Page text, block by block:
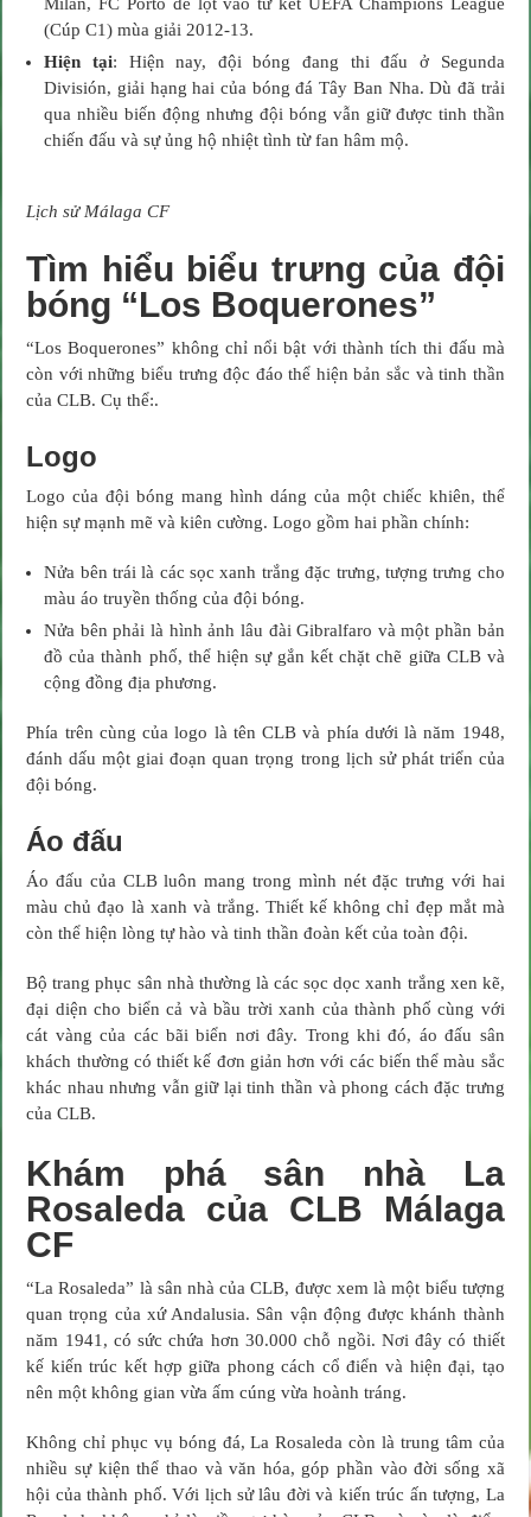
Milan, FC Porto để lọt vào tứ kết UEFA Champions League
(Cúp C1) mùa giải 2012-13.
Hiện tại: Hiện nay, đội bóng đang thi đấu ở Segunda
División, giải hạng hai của bóng đá Tây Ban Nha. Dù đã trải
qua nhiều biến động nhưng đội bóng vẫn giữ được tinh thần
chiến đấu và sự ủng hộ nhiệt tình từ fan hâm mộ.
Lịch sử Málaga CF
Tìm hiểu biểu trưng của đội
bóng “Los Boquerones”
“Los Boquerones” không chỉ nổi bật với thành tích thi đấu mà
còn với những biểu trưng độc đáo thể hiện bản sắc và tinh thần
của CLB. Cụ thể:.
Logo
Logo của đội bóng mang hình dáng của một chiếc khiên, thể
hiện sự mạnh mẽ và kiên cường. Logo gồm hai phần chính:
Nửa bên trái là các sọc xanh trắng đặc trưng, tượng trưng cho
màu áo truyền thống của đội bóng.
Nửa bên phải là hình ảnh lâu đài Gibralfaro và một phần bản
đồ của thành phố, thể hiện sự gắn kết chặt chẽ giữa CLB và
cộng đồng địa phương.
Phía trên cùng của logo là tên CLB và phía dưới là năm 1948,
đánh dấu một giai đoạn quan trọng trong lịch sử phát triển của
đội bóng.
Áo đấu
Áo đấu của CLB luôn mang trong mình nét đặc trưng với hai
màu chủ đạo là xanh và trắng. Thiết kế không chỉ đẹp mắt mà
còn thể hiện lòng tự hào và tinh thần đoàn kết của toàn đội.
Bộ trang phục sân nhà thường là các sọc dọc xanh trắng xen kẽ,
đại diện cho biển cả và bầu trời xanh của thành phố cùng với
cát vàng của các bãi biển nơi đây. Trong khi đó, áo đấu sân
khách thường có thiết kế đơn giản hơn với các biến thể màu sắc
khác nhau nhưng vẫn giữ lại tinh thần và phong cách đặc trưng
của CLB.
Khám phá sân nhà La
Rosaleda của CLB Málaga
CF
“La Rosaleda” là sân nhà của CLB, được xem là một biểu tượng
quan trọng của xứ Andalusia. Sân vận động được khánh thành
năm 1941, có sức chứa hơn 30.000 chỗ ngồi. Nơi đây có thiết
kế kiến trúc kết hợp giữa phong cách cổ điển và hiện đại, tạo
nên một không gian vừa ấm cúng vừa hoành tráng.
Không chỉ phục vụ bóng đá, La Rosaleda còn là trung tâm của
nhiều sự kiện thể thao và văn hóa, góp phần vào đời sống xã
hội của thành phố. Với lịch sử lâu đời và kiến trúc ấn tượng, La